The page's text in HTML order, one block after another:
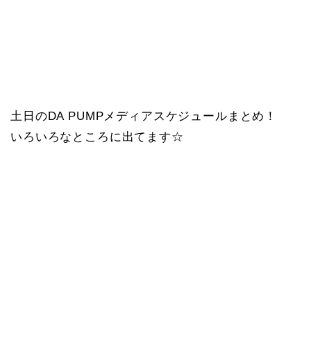
土日のDA PUMPメディアスケジュールまとめ！
いろいろなところに出てます☆